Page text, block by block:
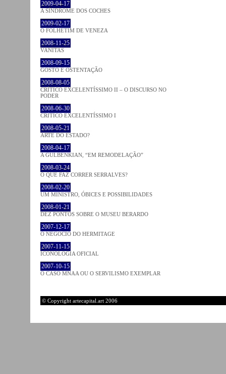
2009-04-17
A SÍNDROME DOS COCHES
2009-02-17
O FOLHETIM DE VENEZA
2008-11-25
VANITAS
2008-09-15
GOSTO E OSTENTAÇÃO
2008-08-05
CRÍTICO EXCELENTÍSSIMO II – O DISCURSO NO
PODER
2008-06-30
CRÍTICO EXCELENTÍSSIMO I
2008-05-21
ARTE DO ESTADO?
2008-04-17
A GULBENKIAN, “EM REMODELAÇÃO”
2008-03-24
O QUE FAZ CORRER SERRALVES?
2008-02-20
UM MINISTRO, ÓBICES E POSSIBILIDADES
2008-01-21
DEZ PONTOS SOBRE O MUSEU BERARDO
2007-12-17
O NEGÓCIO DO HERMITAGE
2007-11-15
ICONOLOGIA OFICIAL
2007-10-15
O CASO MNAA OU O SERVILISMO EXEMPLAR
© Copyright artecapital.art 2006